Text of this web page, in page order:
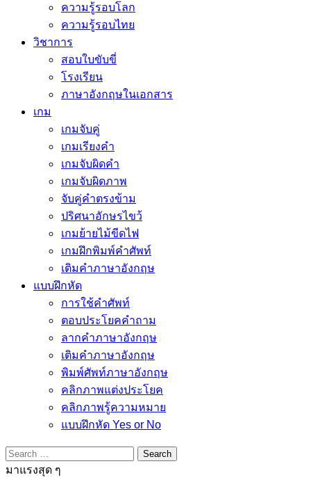
ความรู้รอบโลก
ความรู้รอบไทย
วิชาการ
สอบใบขับขี่
โรงเรียน
ภาษาอังกฤษในเอกสาร
เกม
เกมจับคู่
เกมเรียงคำ
เกมจับผิดคำ
เกมจับผิดภาพ
จับคู่คำตรงข้าม
ปริศนาอักษรไขว้
เกมย้ายไม้ขีดไฟ
เกมฝึกพิมพ์คำศัพท์
เติมคำภาษาอังกฤษ
แบบฝึกหัด
การใช้คำศัพท์
ตอบประโยคคำถาม
ลากคำภาษาอังกฤษ
เติมคำภาษาอังกฤษ
พิมพ์ศัพท์ภาษาอังกฤษ
คลิกภาพแต่งประโยค
คลิกภาพรู้ความหมาย
แบบฝึกหัด Yes or No
Search
for:
มาแรงสุด ๆ